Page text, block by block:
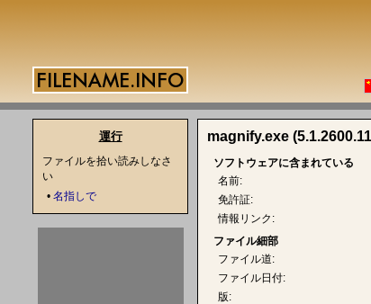
magnify.exe
ソフトウェアに含まれている
名前:
免許証:
情報リンク:
ファイル細部
ファイル道:
ファイル日付:
版:
運行
ファイルを拾い読みしなさ
い
• 名指しで